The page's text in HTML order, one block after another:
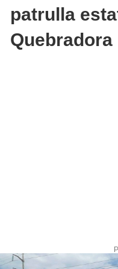
patrulla
Quebradora